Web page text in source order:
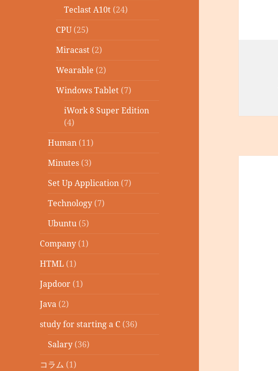
Teclast A10t (24)
CPU(25)
Miracast (2)
Wearable (2)
Windows Tablet (7)
iWork 8 Super Edition
(4)
Human (11)
Minutes (3)
Set Up Application (7)
Technology (7)
Ubuntu (5)
Company (1)
HTML (1)
Japdoor (1)
Java (2)
study for starting a C (36)
Salary (36)
コラム (1)